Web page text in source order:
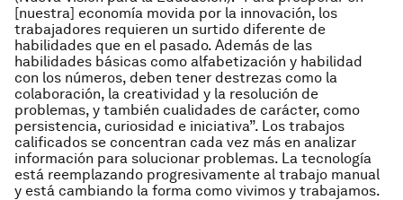
[nuestra] economía movida por la innovación, los
trabajadores requieren un surtido diferente de
habilidades que en el pasado. Además de las
habilidades básicas como alfabetización y habilidad
con los números, deben tener destrezas como la
colaboración, la creatividad y la resolución de
problemas, y también cualidades de carácter, como
persistencia, curiosidad e iniciativa”. Los trabajos
calificados se concentran cada vez más en analizar
información para solucionar problemas. La tecnología
está reemplazando progresivamente al trabajo manual
y está cambiando la forma como vivimos y trabajamos.